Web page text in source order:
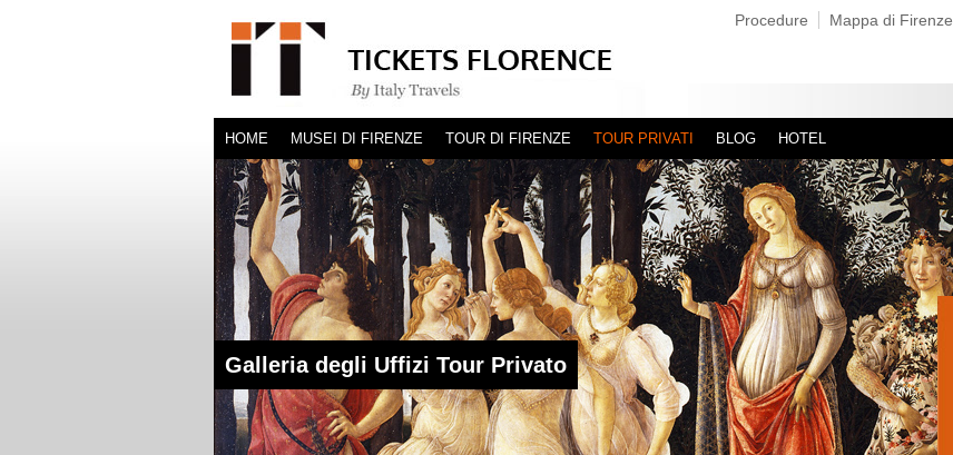
Procedure Mappa di Firenze
HOME MUSEI DI FIRENZE TOUR DI FIRENZE TOUR PRIVATI BLOG HOTEL
Galleria degli Uffizi Tour Privato